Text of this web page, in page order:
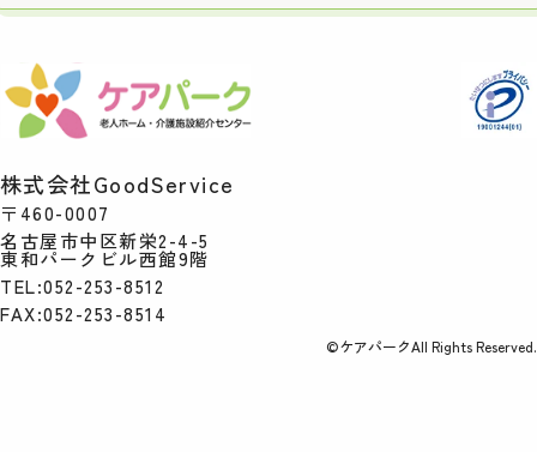
株式会社GoodService
〒460-0007
名古屋市中区新栄2-4-5
東和パークビル西館9階
TEL:052-253-8512
FAX:052-253-8514
©ケアパークAll Rights Reserved.